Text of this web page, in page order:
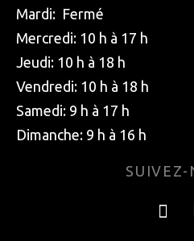
Mardi: Fermé
Mercredi: 10 h à 17 h
Jeudi: 10 h à 18 h
Vendredi: 10 h à 18 h
Samedi: 9 h à 17 h
Dimanche: 9 h à 16 h
SUIVEZ-